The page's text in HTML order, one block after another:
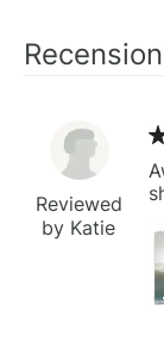
Reviewed
by Katie